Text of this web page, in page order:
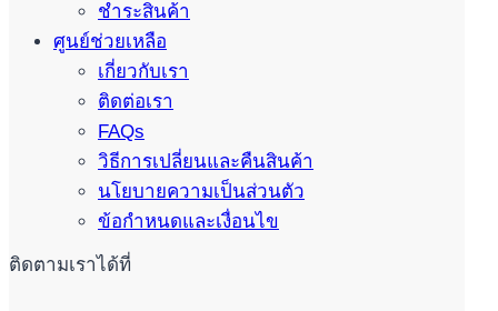
ชำระสินค้า
ศูนย์ช่วยเหลือ
เกี่ยวกับเรา
ติดต่อเรา
FAQs
วิธีการเปลี่ยนและคืนสินค้า
นโยบายความเป็นส่วนตัว
ข้อกำหนดและเงื่อนไข
ติดตามเราได้ที่